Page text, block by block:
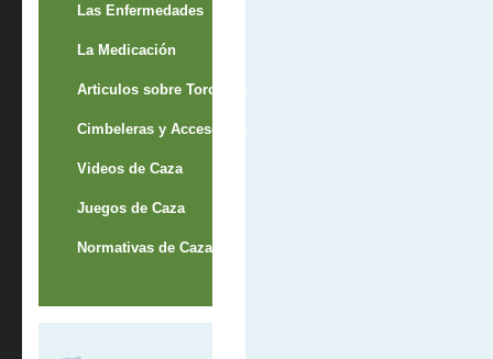
Las Enfermedades
La Medicación
Articulos sobre Torcaces
Cimbeleras y Accesorios
Videos de Caza
Juegos de Caza
Normativas de Caza